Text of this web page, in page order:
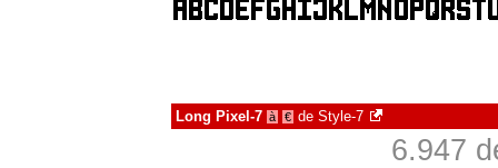
Long Pixel-7 à € de Style-7
6.947